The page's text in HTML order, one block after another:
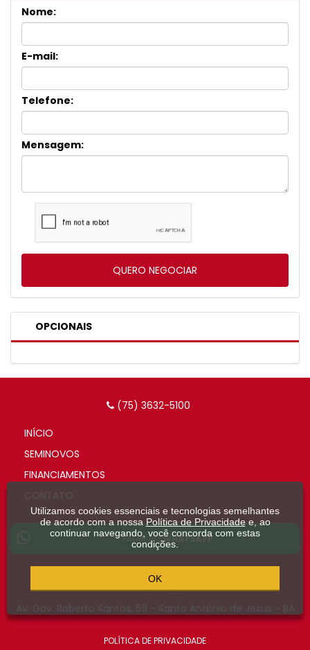
Nome:
E-mail:
Telefone:
Mensagem:
OPCIONAIS
(75) 3632-5100
INÍCIO
SEMINOVOS
FINANCIAMENTOS
CONTATO
FALAR NOWHATSAPP
Av. Gov. Roberto Santos, 59 - Santo Antônio de Jesus - BA
POLÍTICA DE PRIVACIDADE
Utilizamos cookies essenciais e tecnologias semelhantes
de acordo com a nossa Política de Privacidadee, ao
continuar navegando, você concorda com estas
condições.
OK